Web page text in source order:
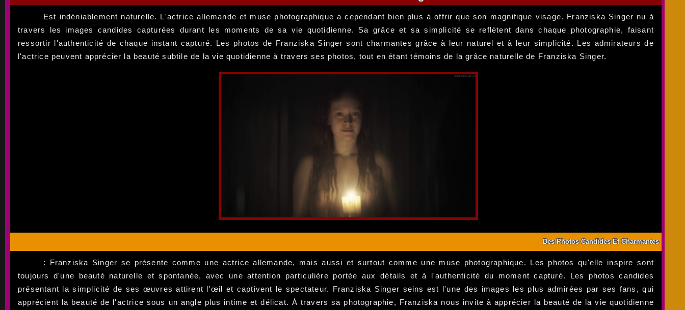
Est indéniablement naturelle. L'actrice allemande et muse photographique a cependant bien plus à offrir que son magnifique visage. Franziska Singer nu à
travers les images candides capturées durant les moments de sa vie quotidienne. Sa grâce et sa simplicité se reflètent dans chaque photographie, faisant
ressortir l'authenticité de chaque instant capturé. Les photos de Franziska Singer sont charmantes grâce à leur naturel et à leur simplicité. Les admirateurs de
l'actrice peuvent apprécier la beauté subtile de la vie quotidienne à travers ses photos, tout en étant témoins de la grâce naturelle de Franziska Singer.
Des Photos Candides Et Charmantes
: Franziska Singer se présente comme une actrice allemande, mais aussi et surtout comme une muse photographique. Les photos qu'elle inspire sont
toujours d'une beauté naturelle et spontanée, avec une attention particulière portée aux détails et à l'authenticité du moment capturé. Les photos candides
présentant la simplicité de ses œuvres attirent l'œil et captivent le spectateur. Franziska Singer seins est l'une des images les plus admirées par ses fans, qui
apprécient la beauté de l'actrice sous un angle plus intime et délicat. À travers sa photographie, Franziska nous invite à apprécier la beauté de la vie quotidienne